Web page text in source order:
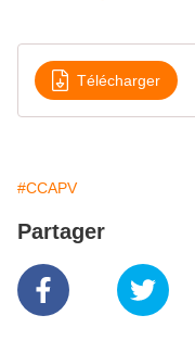
Télécharger
#CCAPV
Partager